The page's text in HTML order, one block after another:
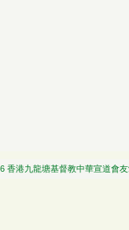
塘基督教中華宣道會友愛